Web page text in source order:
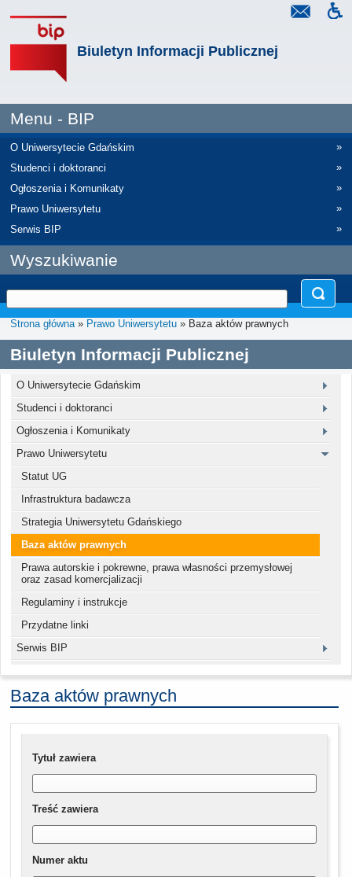
Biuletyn Informacji Publicznej
Menu - BIP
O Uniwersytecie Gdańskim
»
Studenci i doktoranci
»
Ogłoszenia i Komunikaty
»
Prawo Uniwersytetu
»
Serwis BIP
»
Wyszukiwanie
Strona główna» Prawo Uniwersytetu » Baza aktów prawnych
Biuletyn Informacji Publicznej
O Uniwersytecie Gdańskim
Studenci i doktoranci
Ogłoszenia i Komunikaty
Prawo Uniwersytetu
Statut UG
Infrastruktura badawcza
Strategia Uniwersytetu Gdańskiego
Baza aktów prawnych
Prawa autorskie i pokrewne, prawa własności przemysłowej
oraz zasad komercjalizacji
Regulaminy i instrukcje
Przydatne linki
Serwis BIP
Baza aktów prawnych
Tytuł zawiera
Treść zawiera
Numer aktu